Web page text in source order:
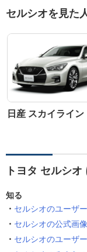
セルシオを見た
日産 スカイライン
トヨタ セルシ
知る
セルシオのユーザ
セルシオの公式画
セルシオのユーザ